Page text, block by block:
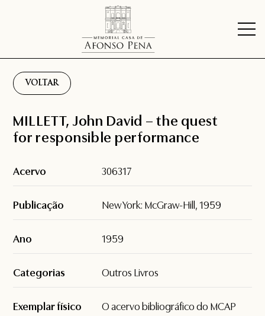
VOLTAR
MILLETT, John David – the quest
for responsible performance
Acervo 306317
Publicação New York: McGraw-Hill, 1959
Ano 1959
Categorias Outros Livros
Exemplar físico
O acervo bibliográfico do MCAP